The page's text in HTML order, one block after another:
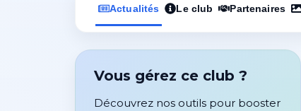
Actualités Le club Partenaires
Vous gérez ce club ?
Découvrez nos outils pour booster